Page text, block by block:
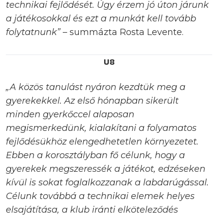
technikai fejlődését. Úgy érzem jó úton járunk
a játékosokkal és ezt a munkát kell tovább
folytatnunk”– summázta Rosta Levente.
U8
„A közös tanulást nyáron kezdtük meg a
gyerekekkel. Az első hónapban sikerült
minden gyerkőccel alaposan
megismerkedünk, kialakítani a folyamatos
fejlődésükhöz elengedhetetlen környezetet.
Ebben a korosztályban fő célunk, hogy a
gyerekek megszeressék a játékot, edzéseken
kívül is sokat foglalkozzanak a labdarúgással.
Célunk továbbá a technikai elemek helyes
elsajátítása, a klub iránti elköteleződés